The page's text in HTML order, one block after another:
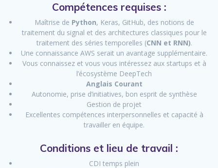
Compétences requises :
Maîtrise de Python, Keras, GitHub, des notions de
traitement du signal et des architectures classiques pour le
traitement des séries temporelles (CNN et RNN).
Une connaissance AWS serait un avantage supplémentaire.
Vous connaissez et vous vous intéressez aux startups et à
l’écosystème DeepTech
Anglais Courant
Autonomie, prise d’initiatives, bon esprit de synthèse
Gestion de projet
Excellentes compétences interpersonnelles et capacité à
travailler en équipe.
Conditions et lieu de travail :
CDI temps plein